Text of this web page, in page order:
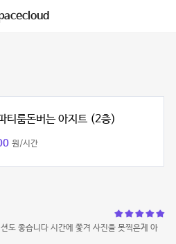
티룸돈버는 아지트 (2층)
원/시간
도 좋습니다 시간에 쫓겨 사진을 못찍은게 아